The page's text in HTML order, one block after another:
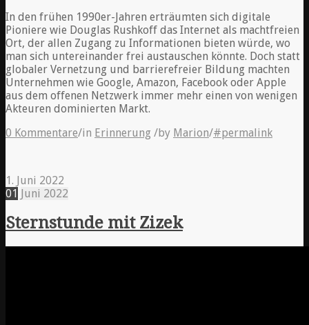
In den frühen 1990er-Jahren erträumten sich digitale
Pioniere wie Douglas Rushkoff das Internet als machtfreien
Ort, der allen Zugang zu Informationen bieten würde, wo
man sich untereinander frei austauschen könnte. Doch statt
globaler Vernetzung und barrierefreier Bildung machten
Unternehmen wie Google, Amazon, Facebook oder Apple
aus dem offenen Netzwerk immer mehr einen von wenigen
Akteuren dominierten Markt.
0 Kommentare/in Erinnerung /by Marion/#permalink
1. Juni 2022
01 Juni 2022
Sternstunde mit Zizek